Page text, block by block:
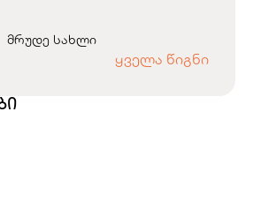
მრუდე სახლი
ყველა წიგნი